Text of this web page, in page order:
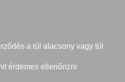
a túl alacsony vagy túl
érdemes ellenőrizni